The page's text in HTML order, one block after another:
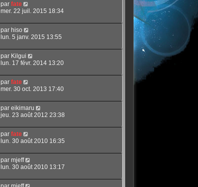
par fate
mer. 22 juil. 2015 18:34
par hiso
lun. 5 janv. 2015 13:55
par Kilgui
lun. 17 févr. 2014 13:20
par fate
mer. 30 oct. 2013 17:40
par eikimaru
jeu. 23 août 2012 23:38
par fate
lun. 30 août 2010 16:35
par mjeff
lun. 30 août 2010 13:17